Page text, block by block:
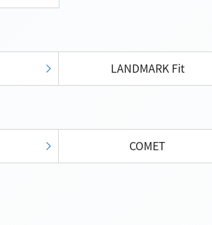
LANDMARK Fit
COMET